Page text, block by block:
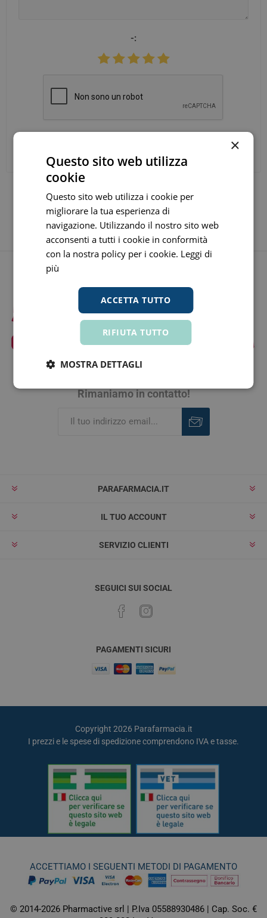
-:
Rimaniamo in contatto!
PARAFARMACIA.IT
IL TUO ACCOUNT
SERVIZIO CLIENTI
SEGUICI SUI SOCIAL
PAGAMENTI SICURI
Copyright 2026 Parafarmacia.it
I prezzi e le spese di spedizione comprendono IVA e tasse.
ACCETTIAMO I SEGUENTI METODI DI PAGAMENTO
© 2014-2026 Pharmactive srl | P.Iva 05588930486 | Cap. Soc. €
×
Questo sito web utilizza
cookie
Questo sito web utilizza i cookie per
migliorare la tua esperienza di
navigazione. Utilizzando il nostro sito web
acconsenti a tutti i cookie in conformità
con la nostra policy per i cookie. Leggi di
più
ACCETTA TUTTO
RIFIUTA TUTTO
MOSTRA DETTAGLI